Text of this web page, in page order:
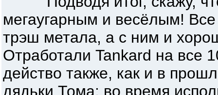
мегаугарным и весёлым!
трэш метала, а с ним и
Отработали Tankard на все
действо также, как и в
дядьки Тома: во время